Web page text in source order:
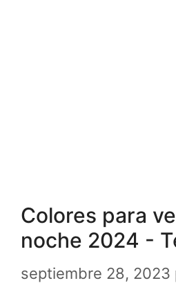
Colores para
noche 2024 -
septiembre 28, 2023